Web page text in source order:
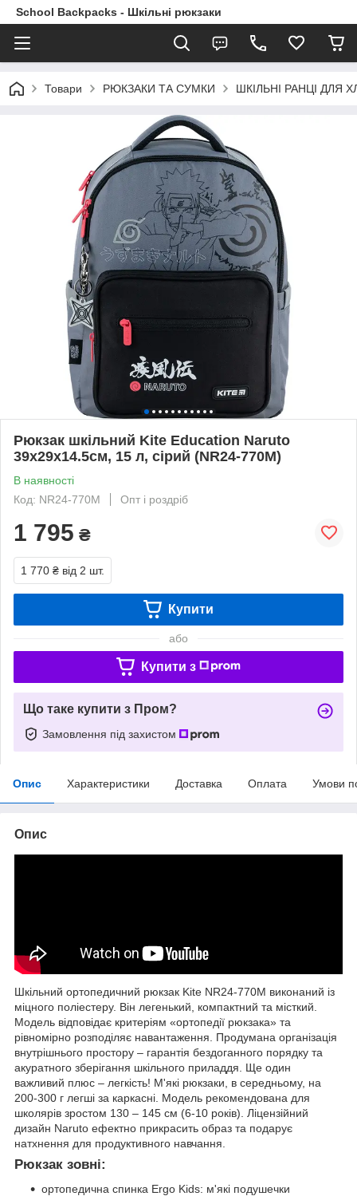
School Backpacks - Шкільні рюкзаки
Товари РЮКЗАКИ ТА СУМКИ ШКІЛЬНІ РАНЦІ ДЛЯ
Рюкзак шкільний Kite Education Naruto
39х29х14.5см, 15 л, сірий (NR24-770M)
В наявності
Код: NR24-770M
Опт і роздріб
1 795 ₴
1 770 ₴ від 2 шт.
Купити
або
Купити з
Що таке купити з Пром?
Замовлення під захистом
Опис Характеристики Доставка Оплата Умови
Опис
Шкільний ортопедичний рюкзак Kite NR24-770M виконаний із
міцного поліестеру. Він легенький, компактний та місткий.
Модель відповідає критеріям «ортопедії рюкзака» та
рівномірно розподіляє навантаження. Продумана організація
внутрішнього простору – гарантія бездоганного порядку та
акуратного зберігання шкільного приладдя. Ще один
важливий плюс – легкість! М'які рюкзаки, в середньому, на
200-300 г легші за каркасні. Модель рекомендована для
школярів зростом 130 – 145 см (6-10 років). Ліцензійний
дизайн Naruto ефектно прикрасить образ та подарує
натхнення для продуктивного навчання.
Рюкзак зовні:
ортопедична спинка Ergo Kids: м'які подушечки